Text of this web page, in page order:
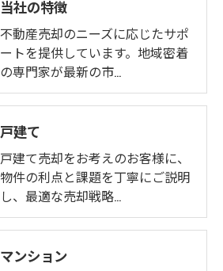
当社の特徴
不動産売却のニーズに応じたサポ
ートを提供しています。地域密着
の専門家が最新の市…
戸建て
戸建て売却をお考えのお客様に、
物件の利点と課題を丁寧にご説明
し、最適な売却戦略…
マンション